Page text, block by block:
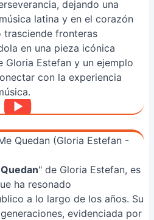
dejando una
latina y en el corazón
trasciende fronteras
en una pieza icónica
Estefan y un ejemplo
con la experiencia
Quedan (Gloria Estefan -
" de Gloria Estefan, es
ha resonado
a lo largo de los años. Su
evidenciada por